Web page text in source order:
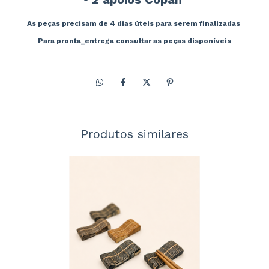
As peças precisam de 4 dias úteis para serem finalizadas
Para pronta_entrega consultar as peças disponíveis
Produtos similares